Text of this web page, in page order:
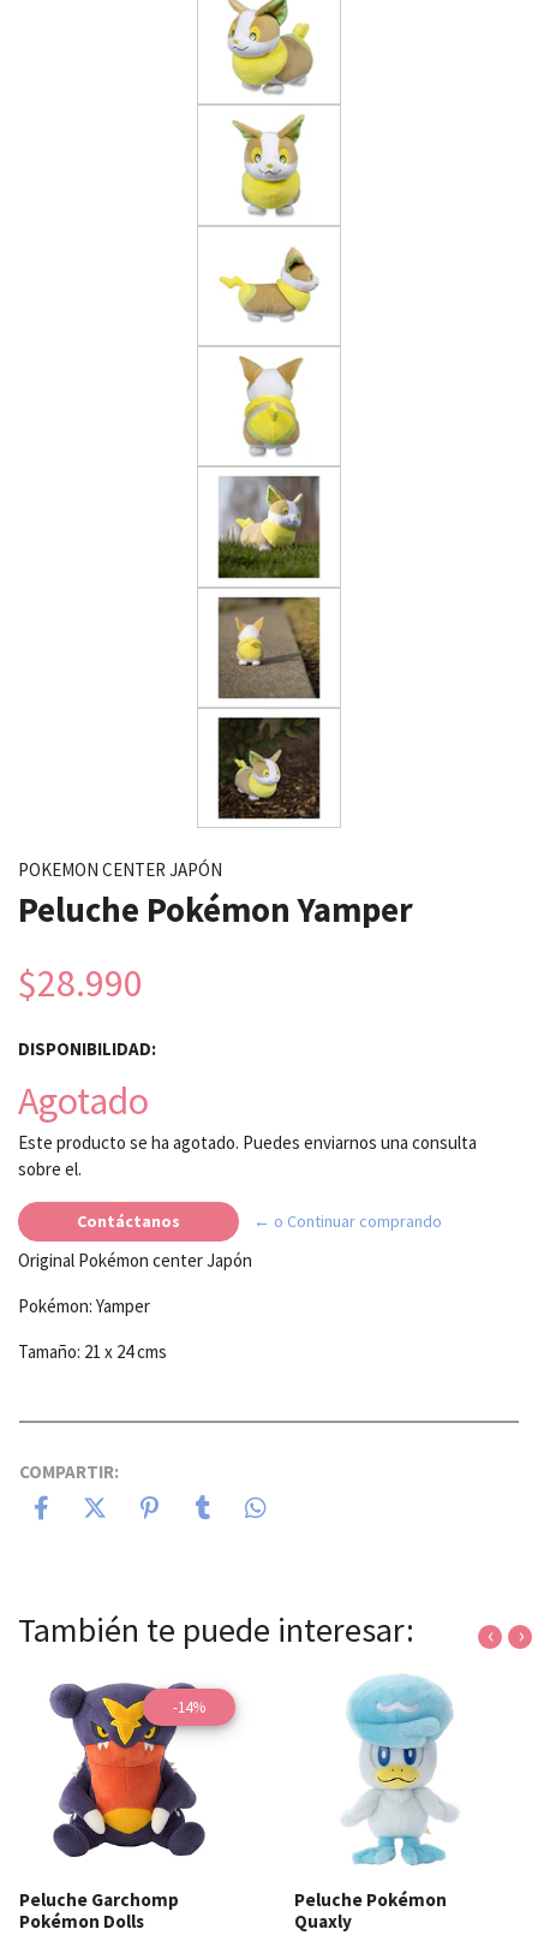
POKEMON CENTER JAPÓN
Peluche Pokémon Yamper
$28.990
DISPONIBILIDAD:
Agotado
Este producto se ha agotado. Puedes enviarnos una consulta
sobre el.
Contáctanos ← o Continuar comprando
Original Pokémon center Japón
Pokémon: Yamper
Tamaño: 21 x 24 cms
COMPARTIR:
También te puede interesar:
-14%
Peluche Garchomp
Pokémon Dolls
Peluche Pokémon
Quaxly
‹ ›